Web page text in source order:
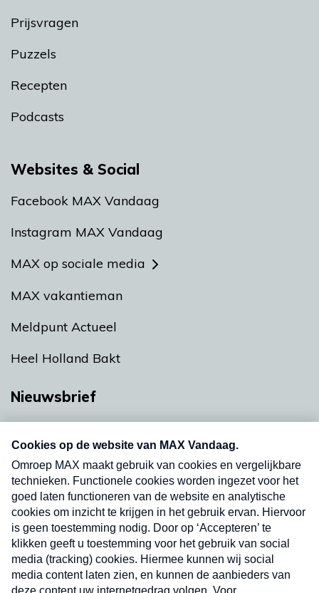
Prijsvragen
Puzzels
Recepten
Podcasts
Websites & Social
Facebook MAX Vandaag
Instagram MAX Vandaag
MAX op sociale media
MAX vakantieman
Meldpunt Actueel
Heel Holland Bakt
Nieuwsbrief
nieuwsbrief. Elke vrijdag- en dinsdagochtend in
uw mailbox.
Verzend